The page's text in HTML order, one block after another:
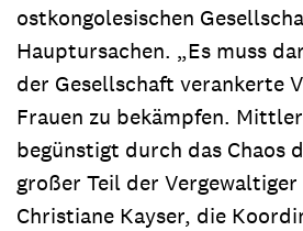
ostkongolesischen
Hauptursachen. „Es muss
der Gesellschaft verankerte
Frauen zu bekämpfen.
begünstigt durch das Chaos
großer Teil der
Christiane Kayser, die